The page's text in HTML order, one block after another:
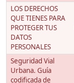
LOS DERECHOS
QUE TIENES PARA
PROTEGER TUS
DATOS
PERSONALES
Seguridad Vial
Urbana. Guía
codificada de